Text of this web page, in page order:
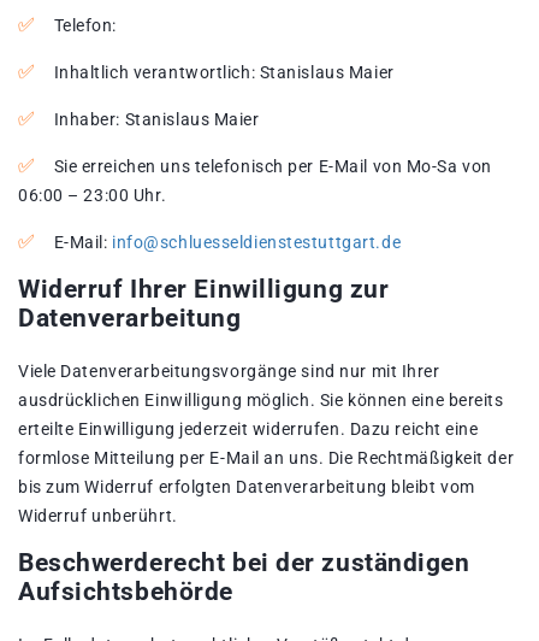
Telefon:
Inhaltlich verantwortlich: Stanislaus Maier
Inhaber: Stanislaus Maier
Sie erreichen uns telefonisch per E-Mail von Mo-Sa von
06:00 – 23:00 Uhr.
E-Mail: info@schluesseldienstestuttgart.de
Widerruf Ihrer Einwilligung zur
Datenverarbeitung
Viele Datenverarbeitungsvorgänge sind nur mit Ihrer
ausdrücklichen Einwilligung möglich. Sie können eine bereits
erteilte Einwilligung jederzeit widerrufen. Dazu reicht eine
formlose Mitteilung per E-Mail an uns. Die Rechtmäßigkeit der
bis zum Widerruf erfolgten Datenverarbeitung bleibt vom
Widerruf unberührt.
Beschwerderecht bei der zuständigen
Aufsichtsbehörde